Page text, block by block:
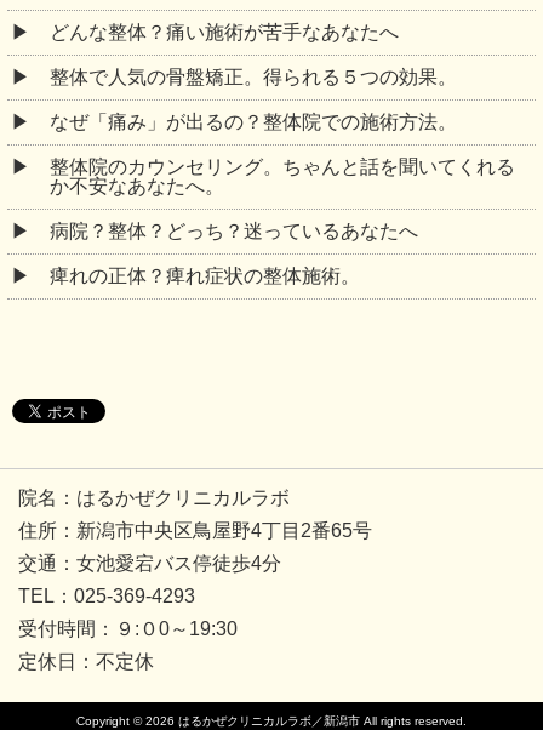
どんな整体？痛い施術が苦手なあなたへ
整体で人気の骨盤矯正。得られる５つの効果。
なぜ「痛み」が出るの？整体院での施術方法。
整体院のカウンセリング。ちゃんと話を聞いてくれる
か不安なあなたへ。
病院？整体？どっち？迷っているあなたへ
痺れの正体？痺れ症状の整体施術。
院名：はるかぜクリニカルラボ
住所：新潟市中央区鳥屋野4丁目2番65号
交通：女池愛宕バス停徒歩4分
TEL：025-369-4293
受付時間：９:０0～19:30
定休日：不定休
Copyright © 2026 はるかぜクリニカルラボ／新潟市 All rights reserved.